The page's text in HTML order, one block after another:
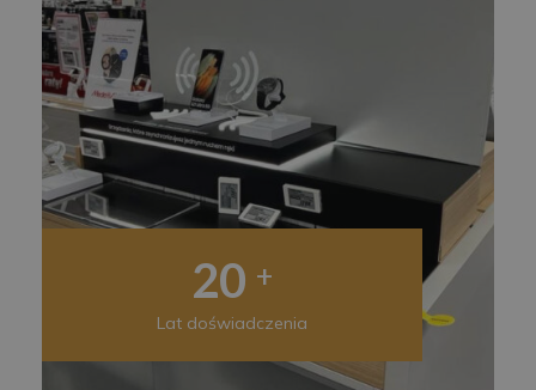
20 +
Lat doświadczenia